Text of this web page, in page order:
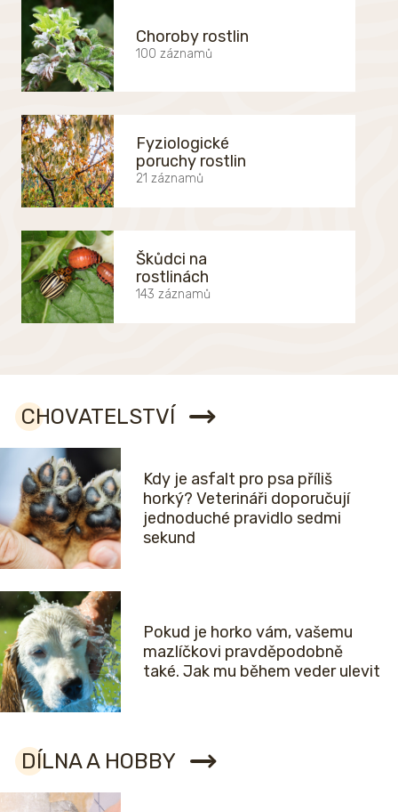
Choroby rostlin
100 záznamů
Fyziologické
poruchy rostlin
21 záznamů
Škůdci na
rostlinách
143 záznamů
CHOVATELSTVÍ
Kdy je asfalt pro psa příliš
horký? Veterináři doporučují
jednoduché pravidlo sedmi
sekund
Pokud je horko vám, vašemu
mazlíčkovi pravděpodobně
také. Jak mu během veder ulevit
DÍLNA A HOBBY